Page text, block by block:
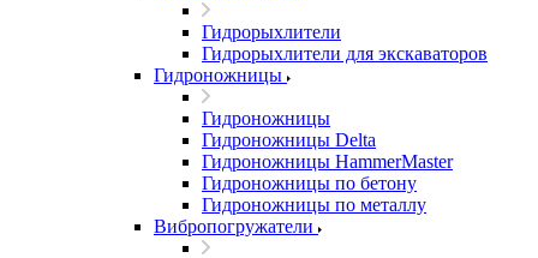
Гидрорыхлители
Гидрорыхлители для экскаваторов
Гидроножницы
Гидроножницы
Гидроножницы Delta
Гидроножницы HammerMaster
Гидроножницы по бетону
Гидроножницы по металлу
Вибропогружатели